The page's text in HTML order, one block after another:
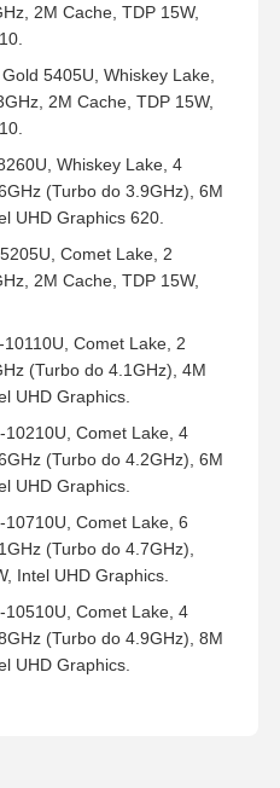
2M Cache, TDP 15W,
5405U, Whiskey Lake,
2M Cache, TDP 15W,
Whiskey Lake, 4
(Turbo do 3.9GHz), 6M
UHD Graphics 620.
Comet Lake, 2
2M Cache, TDP 15W,
Comet Lake, 2
(Turbo do 4.1GHz), 4M
UHD Graphics.
Comet Lake, 4
(Turbo do 4.2GHz), 6M
UHD Graphics.
Comet Lake, 6
(Turbo do 4.7GHz),
Intel UHD Graphics.
Comet Lake, 4
(Turbo do 4.9GHz), 8M
UHD Graphics.